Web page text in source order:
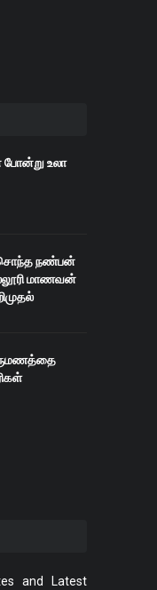
போன்று உலா
சொந்த நண்பன்
மாணவன்
and Latest